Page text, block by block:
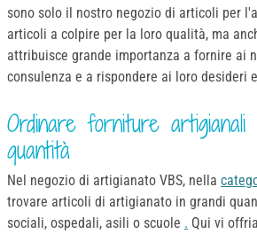
sono solo il nostro negozio di articoli per
articoli a colpire per la loro qualità, ma
attribuisce grande importanza a fornire ai
consulenza e a rispondere ai loro desideri
Ordinare forniture artigianali
quantità
Nel negozio di artigianato VBS, nella
trovare articoli di artigianato in grandi
sociali, ospedali, asili o scuole . Qui vi